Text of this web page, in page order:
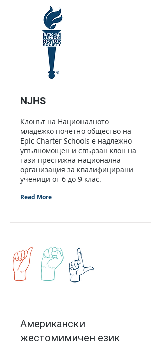
NJHS
Клонът на Националното
младежко почетно общество на
Epic Charter Schools е надлежно
упълномощен и свързан клон на
тази престижна национална
организация за квалифицирани
ученици от 6 до 9 клас.
Read More
Американски
жестомимичен език